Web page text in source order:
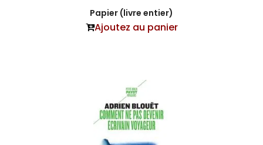
Papier (livre entier)
Ajoutez au panier